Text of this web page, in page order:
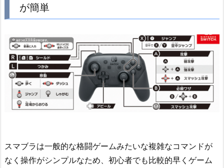
が簡単
スマブラは一般的な格闘ゲームみたいな複雑なコマンドが
なく操作がシンプルなため、初心者でも比較的早くゲーム